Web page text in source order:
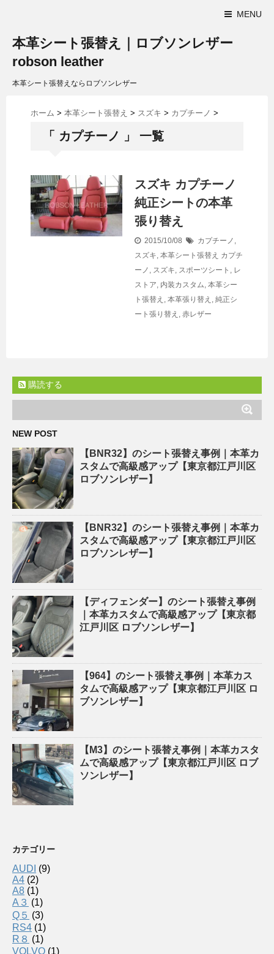
MENU
本革シート張替え｜ロブソンレザー
robson leather
本革シート張替えならロブソンレザー
ホーム > 本革シート張替え > スズキ > カプチーノ >
「 カプチーノ 」 一覧
スズキ カプチーノ
純正シートの本革
張り替え
2015/10/08 カプチーノ ,
スズキ, 本革シート張替え カプチ
ーノ , スズキ, スポーツシート , レ
ストア, 内装カスタム, 本革シー
ト張替え , 本革張り替え , 純正シ
ート張り替え , 赤レザー
購読する
NEW POST
【BNR32】のシート張替え事例｜本革カ
スタムで高級感アップ【東京都江戸川区
ロブソンレザー】
【BNR32】のシート張替え事例｜本革カ
スタムで高級感アップ【東京都江戸川区
ロブソンレザー】
【ディフェンダー】のシート張替え事例
｜本革カスタムで高級感アップ【東京都
江戸川区 ロブソンレザー】
【964】のシート張替え事例｜本革カス
タムで高級感アップ【東京都江戸川区 ロ
ブソンレザー】
【M3】のシート張替え事例｜本革カスタ
ムで高級感アップ【東京都江戸川区 ロブ
ソンレザー】
カテゴリー
AUDI (9)
A4 (2)
A8 (1)
A３ (1)
Q５ (3)
RS4 (1)
R８ (1)
VOLVO (1)